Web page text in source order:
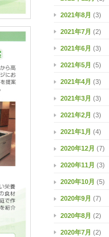
2021年8月 (3)
2021年7月 (2)
2021年6月 (3)
2021年5月 (5)
2021年4月 (3)
2021年3月 (3)
2021年2月 (3)
2021年1月 (4)
2020年12月 (7)
2020年11月 (3)
2020年10月 (5)
2020年9月 (7)
2020年8月 (2)
2020年7月 (2)